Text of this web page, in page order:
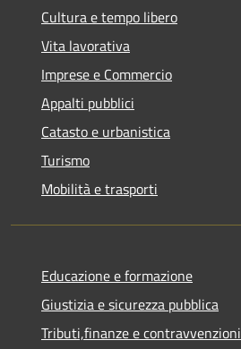
Cultura e tempo libero
Vita lavorativa
Imprese e Commercio
Appalti pubblici
Catasto e urbanistica
Turismo
Mobilità e trasporti
Educazione e formazione
Giustizia e sicurezza pubblica
Tributi,finanze e contravvenzioni